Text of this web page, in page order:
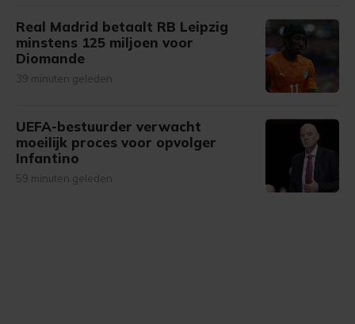
Real Madrid betaalt RB Leipzig
minstens 125 miljoen voor
Diomande
39 minuten geleden
UEFA-bestuurder verwacht
moeilijk proces voor opvolger
Infantino
59 minuten geleden